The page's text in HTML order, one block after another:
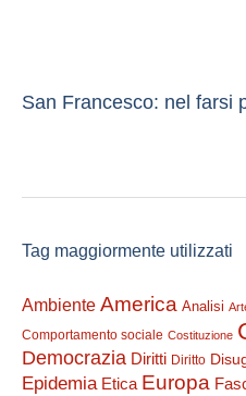
San Francesco: nel farsi
Tag maggiormente utilizzati
Ambiente America Analisi
Comportamento sociale Costituzione
Democrazia Diritti Diritto
Epidemia Etica Europa